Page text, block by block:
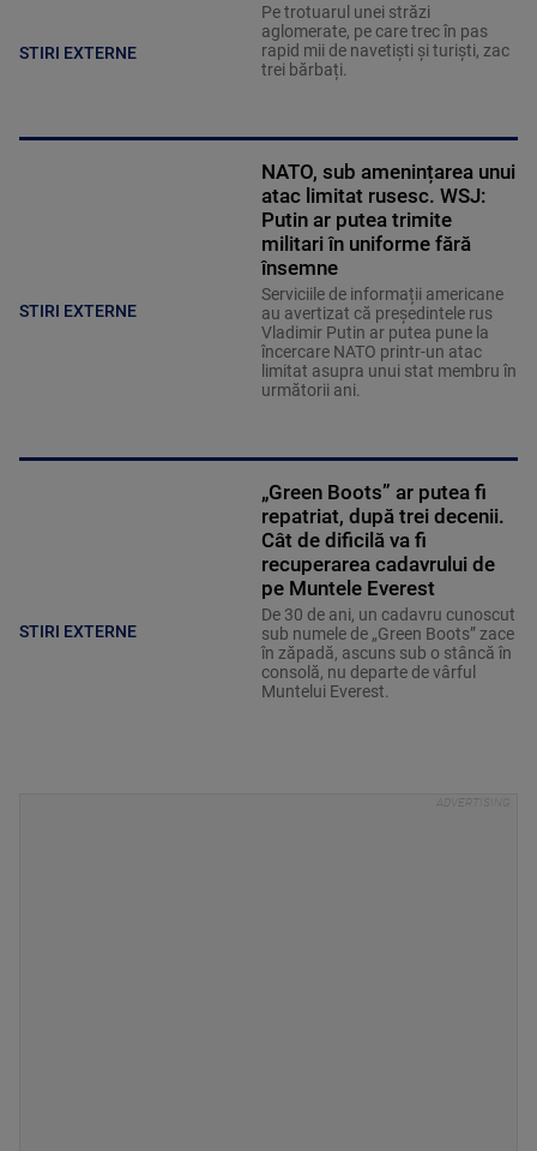
STIRI EXTERNE
Pe trotuarul unei străzi
aglomerate, pe care trec în pas
rapid mii de navetiști și turiști, zac
trei bărbați.
STIRI EXTERNE
NATO, sub amenințarea unui
atac limitat rusesc. WSJ:
Putin ar putea trimite
militari în uniforme fără
însemne
Serviciile de informații americane
au avertizat că președintele rus
Vladimir Putin ar putea pune la
încercare NATO printr-un atac
limitat asupra unui stat membru în
următorii ani.
STIRI EXTERNE
„Green Boots” ar putea fi
repatriat, după trei decenii.
Cât de dificilă va fi
recuperarea cadavrului de
pe Muntele Everest
De 30 de ani, un cadavru cunoscut
sub numele de „Green Boots” zace
în zăpadă, ascuns sub o stâncă în
consolă, nu departe de vârful
Muntelui Everest.